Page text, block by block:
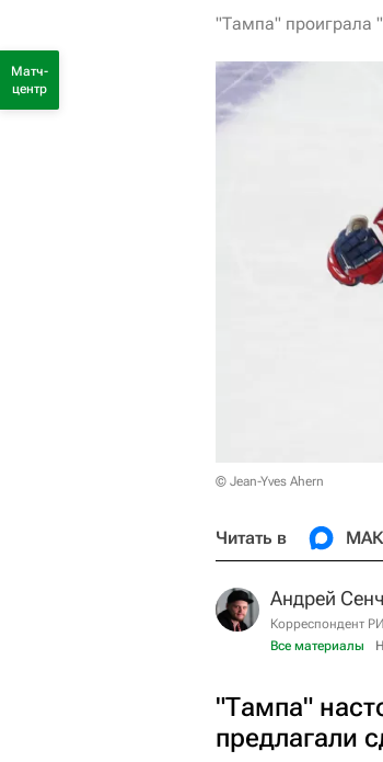
"Тампа" проиграла
© Jean-Yves Ahern
Читать в
Андрей
Корреспондент
Все материалы
"Тампа"
предлагали
Матч-
центр